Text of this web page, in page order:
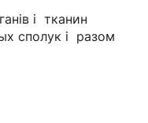
i тканин
сполук i разом